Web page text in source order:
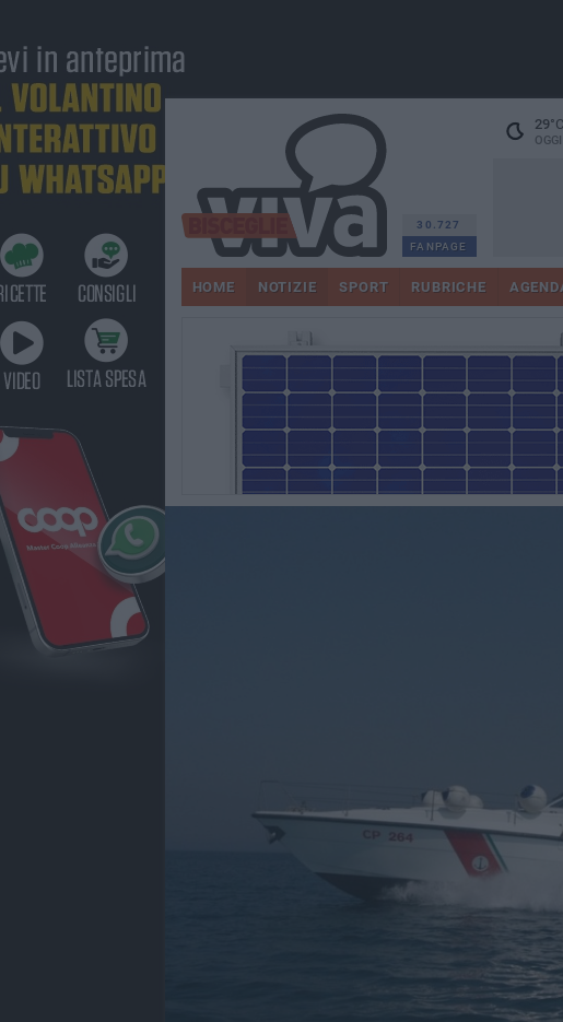
30.727
FANPAGE
29°C
HOME NOTIZIE SPORT RUBRICHE